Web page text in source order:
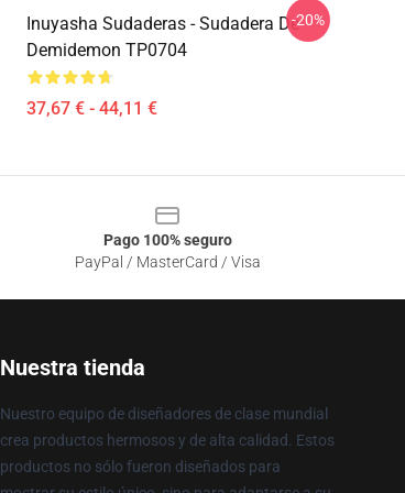
Inuyasha Sudaderas - Sudadera De
Demidemon TP0704
37,67 € - 44,11 €
-20%
Pago 100% seguro
PayPal / MasterCard / Visa
Nuestra tienda
Nuestro equipo de diseñadores de clase mundial
crea productos hermosos y de alta calidad. Estos
productos no sólo fueron diseñados para